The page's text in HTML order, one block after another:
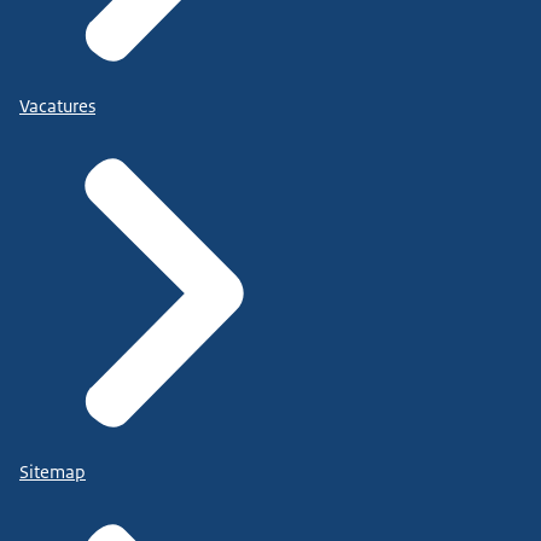
Vacatures
Sitemap